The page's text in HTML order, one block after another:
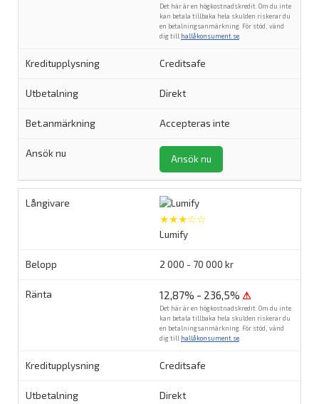
Det här är en högkostnadskredit. Om du inte
kan betala tillbaka hela skulden riskerar du
en betalningsanmärkning. För stöd, vänd
dig till hallåkonsument.se
Creditsafe
Direkt
Accepteras inte
Ansök nu
★★★☆☆
Lumify
2 000 - 70 000 kr
12,87% - 236,5% ⚠
Det här är en högkostnadskredit. Om du inte
kan betala tillbaka hela skulden riskerar du
en betalningsanmärkning. För stöd, vänd
dig till hallåkonsument.se
Creditsafe
Direkt